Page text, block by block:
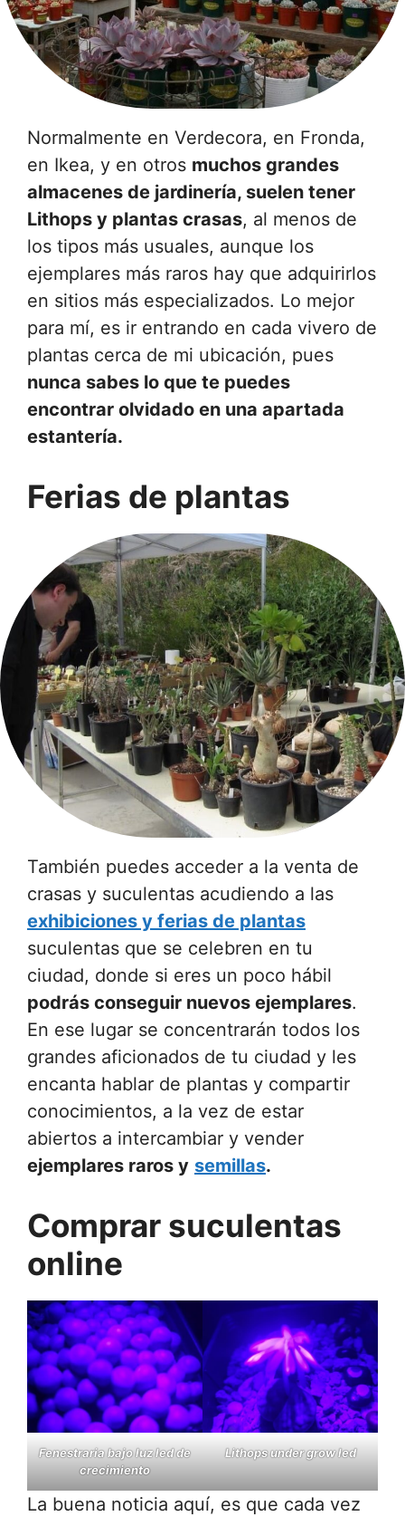
Normalmente en Verdecora, en Fronda,
en Ikea, y en otros muchos grandes
almacenes de jardinería, suelen tener
Lithops y plantas crasas, al menos de
los tipos más usuales, aunque los
ejemplares más raros hay que adquirirlos
en sitios más especializados. Lo mejor
para mí, es ir entrando en cada vivero de
plantas cerca de mi ubicación, pues
nunca sabes lo que te puedes
encontrar olvidado en una apartada
estantería.
Ferias de plantas
También puedes acceder a la venta de
crasas y suculentas acudiendo a las
exhibiciones y ferias de plantas
suculentas que se celebren en tu
ciudad, donde si eres un poco hábil
podrás conseguir nuevos ejemplares.
En ese lugar se concentrarán todos los
grandes aficionados de tu ciudad y les
encanta hablar de plantas y compartir
conocimientos, a la vez de estar
abiertos a intercambiar y vender
ejemplares raros y semillas.
Comprar suculentas
online
Fenestraria bajo luz led de
crecimiento
Lithops under grow led
La buena noticia aquí, es que cada vez